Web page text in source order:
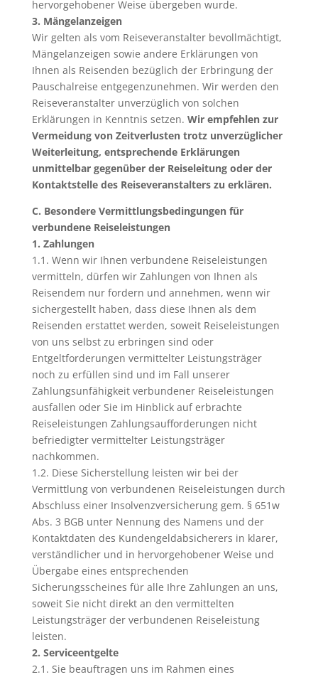
hervorgehobener Weise übergeben wurde.
3. Mängelanzeigen
Wir gelten als vom Reiseveranstalter bevollmächtigt,
Mängelanzeigen sowie andere Erklärungen von
Ihnen als Reisenden bezüglich der Erbringung der
Pauschalreise entgegenzunehmen. Wir werden den
Reiseveranstalter unverzüglich von solchen
Erklärungen in Kenntnis setzen. Wir empfehlen zur
Vermeidung von Zeitverlusten trotz unverzüglicher
Weiterleitung, entsprechende Erklärungen
unmittelbar gegenüber der Reiseleitung oder der
Kontaktstelle des Reiseveranstalters zu erklären.
C. Besondere Vermittlungsbedingungen für
verbundene Reiseleistungen
1. Zahlungen
1.1. Wenn wir Ihnen verbundene Reiseleistungen
vermitteln, dürfen wir Zahlungen von Ihnen als
Reisendem nur fordern und annehmen, wenn wir
sichergestellt haben, dass diese Ihnen als dem
Reisenden erstattet werden, soweit Reiseleistungen
von uns selbst zu erbringen sind oder
Entgeltforderungen vermittelter Leistungsträger
noch zu erfüllen sind und im Fall unserer
Zahlungsunfähigkeit verbundener Reiseleistungen
ausfallen oder Sie im Hinblick auf erbrachte
Reiseleistungen Zahlungsaufforderungen nicht
befriedigter vermittelter Leistungsträger
nachkommen.
1.2. Diese Sicherstellung leisten wir bei der
Vermittlung von verbundenen Reiseleistungen durch
Abschluss einer Insolvenzversicherung gem. § 651w
Abs. 3 BGB unter Nennung des Namens und der
Kontaktdaten des Kundengeldabsicherers in klarer,
verständlicher und in hervorgehobener Weise und
Übergabe eines entsprechenden
Sicherungsscheines für alle Ihre Zahlungen an uns,
soweit Sie nicht direkt an den vermittelten
Leistungsträger der verbundenen Reiseleistung
leisten.
2. Serviceentgelte
2.1. Sie beauftragen uns im Rahmen eines